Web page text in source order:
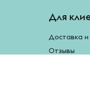
Для
Доставка и
Отзывы